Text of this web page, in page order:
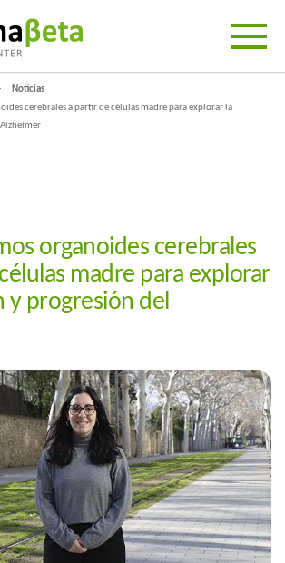
Noticias
cerebrales a partir de células madre para explorar la
organoides cerebrales
madre para explorar
y progresión del